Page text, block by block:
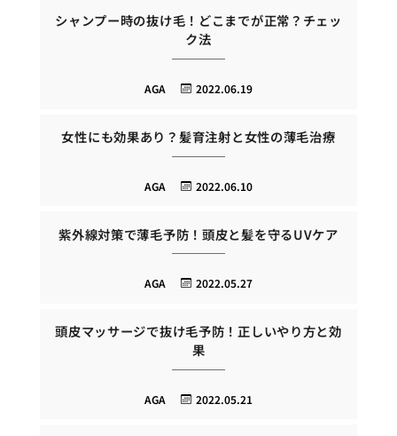
シャンプー時の抜け毛！どこまでが正常？チェッ
ク法
2022.06.19
AGA
女性にも効果あり？髪育注射と女性の薄毛治療
2022.06.10
AGA
紫外線対策で薄毛予防！頭皮と髪を守るUVケア
2022.05.27
AGA
頭皮マッサージで抜け毛予防！正しいやり方と効
果
2022.05.21
AGA